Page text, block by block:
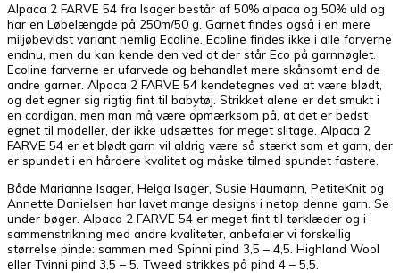
Alpaca 2 FARVE 54 fra Isager består af 50% alpaca og 50% uld og
har en Løbelængde på 250m/50 g. Garnet findes også i en mere
miljøbevidst variant nemlig Ecoline. Ecoline findes ikke i alle farverne
endnu, men du kan kende den ved at der står Eco på garnnøglet.
Ecoline farverne er ufarvede og behandlet mere skånsomt end de
andre garner. Alpaca 2 FARVE 54 kendetegnes ved at være blødt,
og det egner sig rigtig fint til babytøj. Strikket alene er det smukt i
en cardigan, men man må være opmærksom på, at det er bedst
egnet til modeller, der ikke udsættes for meget slitage. Alpaca 2
FARVE 54 er et blødt garn vil aldrig være så stærkt som et garn, der
er spundet i en hårdere kvalitet og måske tilmed spundet fastere.
Både Marianne Isager, Helga Isager, Susie Haumann, PetiteKnit og
Annette Danielsen har lavet mange designs i netop denne garn. Se
under bøger. Alpaca 2 FARVE 54 er meget fint til tørklæder og i
sammenstrikning med andre kvaliteter, anbefaler vi forskellig
størrelse pinde: sammen med Spinni pind 3,5 – 4,5. Highland Wool
eller Tvinni pind 3,5 – 5. Tweed strikkes på pind 4 – 5,5.